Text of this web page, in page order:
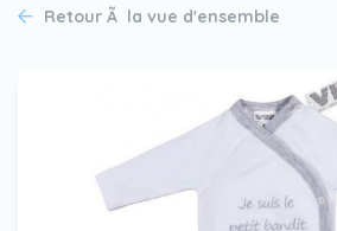
Devenir un revendeur
Sur
nouvelles
Retour Ã la vue d'ensemble